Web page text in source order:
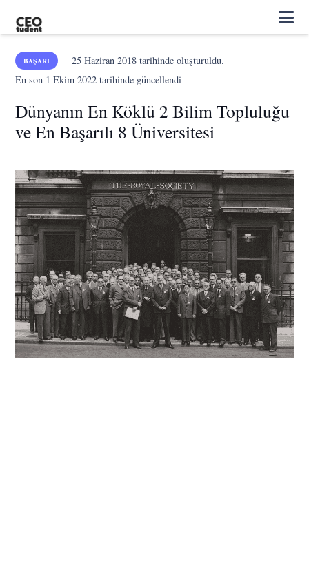
BAŞARI 25 Haziran 2018tarihinde oluşturuldu.
En son 1 Ekim 2022 tarihinde güncellendi
Dünyanın En Köklü 2 Bilim Topluluğu
ve En Başarılı 8 Üniversitesi